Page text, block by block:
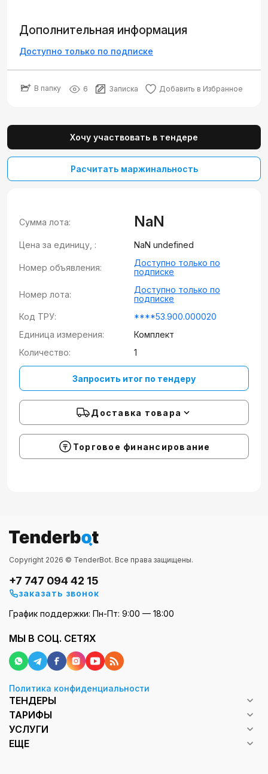
Дополнительная информация
Доступно только по подписке
В папку 6 Записка Добавить в Избранное
Хочу участвовать в тендере
Расчитать маржинальность
Сумма лота: NaN
Цена за единицу, : NaN undefined
Номер объявления:
Доступно только по
подписке
Номер лота:
Доступно только по
подписке
Код ТРУ:
****53.900.000020
Единица измерения:
Комплект
Количество:
1
Запросить итог по тендеру
Доставка товара
Торговое финансирование
Copyright 2026 © TenderBot. Все права защищены.
+7 747 094 42 15
заказать звонок
График поддержки: Пн-Пт: 9:00 — 18:00
МЫ В СОЦ. СЕТЯХ
Политика конфиденциальности
ТЕНДЕРЫ
ТАРИФЫ
УСЛУГИ
ЕЩЕ